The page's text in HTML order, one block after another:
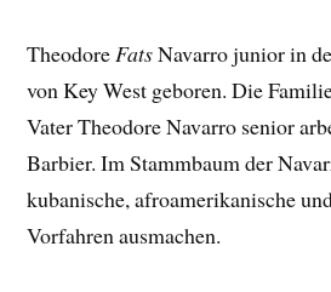
TheodoreFatsNavarro junior in
von Key West geboren. Die
Vater Theodore Navarro senior
Barbier. Im Stammbaum der
kubanische, afroamerikanische
Vorfahren ausmachen.